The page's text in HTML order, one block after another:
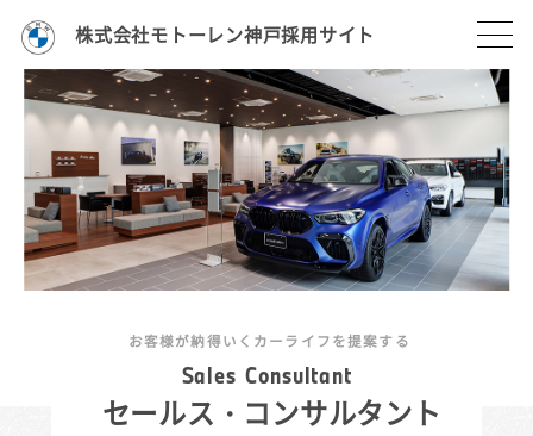
株式会社モトーレン神戸採用サイト
Sales Consultant
セールス・コンサルタント
お客様が納得いくカーライフを提案する